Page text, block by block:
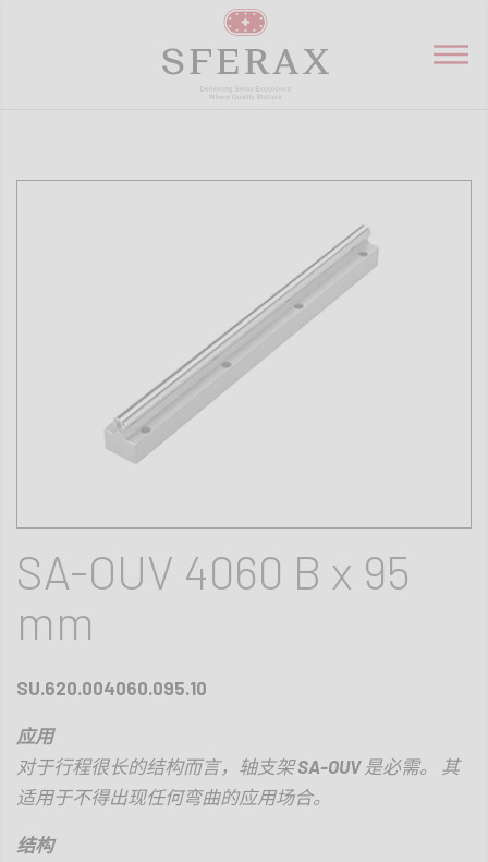
SA-OUV 4060 B x 95
mm
SU.620.004060.095.10
应用
对于行程很长的结构而言，轴支架SA-OUV 是必需。 其
适用于不得出现任何弯曲的应用场合。
结构